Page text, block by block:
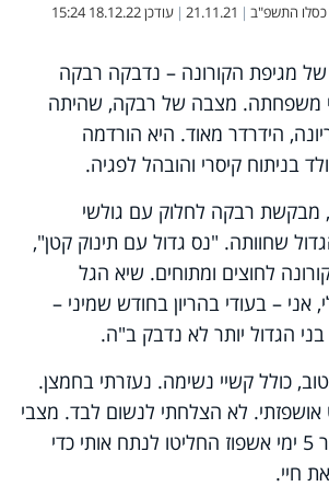
כסלו התשפ"ב |
21.11.21
| עודכן18.12.22 15:24
מגיפת הקורונה – נדבקה רבקה
משפחתה. מצבה של רבקה, שהיתה
הידרדר מאוד. היא הורדמה
בניתוח קיסרי והובהל לפגיה.
מבקשת רבקה לחלוק עם גולשי
שחוותה. "נס גדול עם תינוק קטן",
לחוצים ומתוחים. שיא הגל
אני – בעודי בהריון בחודש שמיני –
הגדול יותר לא נדבק ב"ה.
כולל קשיי נשימה. נעזרתי בחמצן.
אושפזתי. לא הצלחתי לנשום לבד. מצבי
הלך והידרדר, ולאחר 5 ימי אשפוז החליטו לנתח אותי כדי
חיי.